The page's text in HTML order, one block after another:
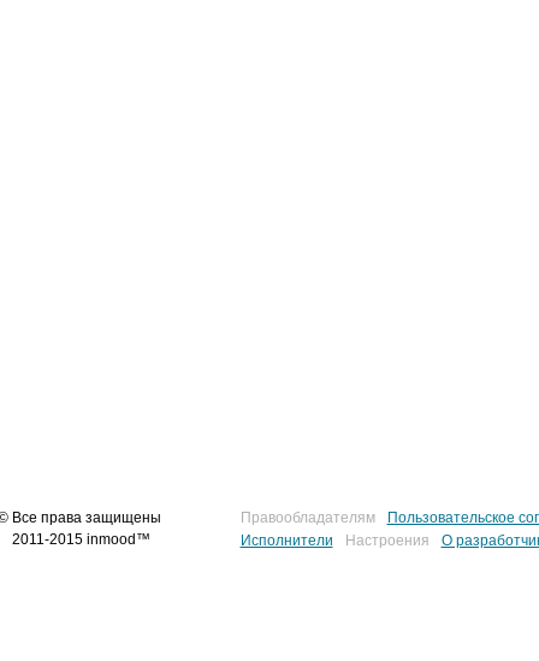
Все права защищены
2011-2015 inmood™
Правообладателям
Пользовательское
Исполнители
Настроения О